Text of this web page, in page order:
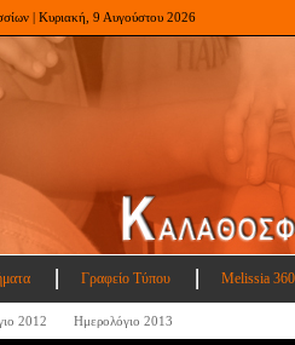
| Κυριακή, 9 Αυγούστου 2026
Γραφείο Τύπου Melissia
2012 Ημερολόγιο 2013